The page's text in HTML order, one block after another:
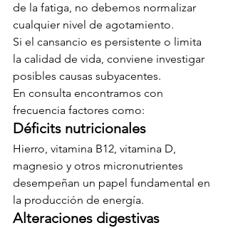
de la fatiga, no debemos normalizar
cualquier nivel de agotamiento.
Si el cansancio es persistente o limita
la calidad de vida, conviene investigar
posibles causas subyacentes.
En consulta encontramos con
frecuencia factores como:
Déficits nutricionales
Hierro, vitamina B12, vitamina D,
magnesio y otros micronutrientes
desempeñan un papel fundamental en
la producción de energía.
Alteraciones digestivas